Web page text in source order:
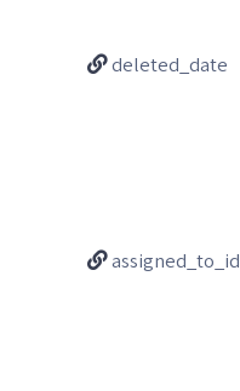
deleted_date
assigned_to_id